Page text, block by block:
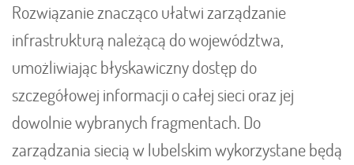
Rozwiązanie znacząco ułatwi zarządzanie
infrastrukturą należącą do województwa,
umożliwiając błyskawiczny dostęp do
szczegółowej informacji o całej sieci oraz jej
dowolnie wybranych fragmentach. Do
zarządzania siecią w lubelskim wykorzystane będą